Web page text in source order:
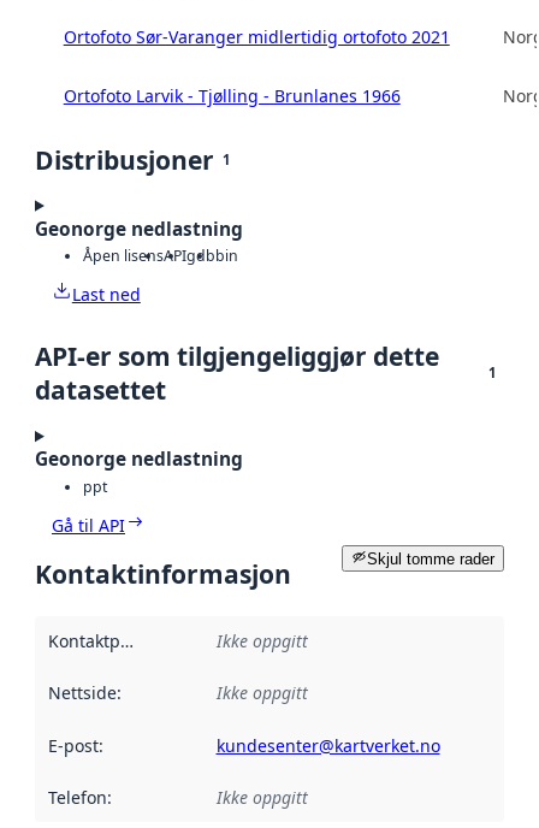
Ortofoto Sør-Varanger midlertidig ortofoto 2021
Ortofoto Larvik - Tjølling - Brunlanes 1966
Distribusjoner 1
Geonorge nedlastning
Åpen lisensAPIgdbbin
Last ned
API-er som tilgjengeliggjør dette
datasettet
1
Geonorge nedlastning
ppt
Gå til API
Skjul tomme rader
Kontaktinformasjon
Kontaktpunkt Ikke oppgitt
Nettside: Ikke oppgitt
E-post: kundesenter@kartverket.no
Telefon: Ikke oppgitt